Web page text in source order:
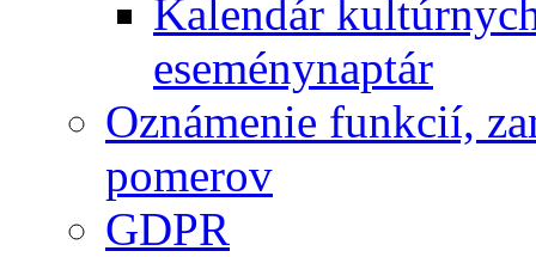
Kalendár
eseménynaptár
Oznámenie funkcií,
pomerov
GDPR